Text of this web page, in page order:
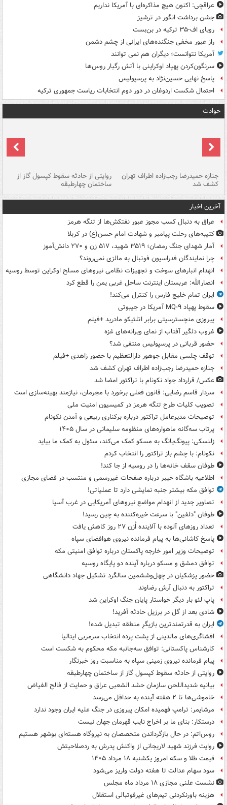
عراقچی: اکنون هیچ مذاکره‌ای با آمریکا نداریم
جشن برداشت انگور در ترشیز
رویای اف-۳۵ ترکیه در بن‌بست
راز عبور مخفی جنگنده‌های ایرانی از چشم دشمن
آمریکا نتوانست؛ دیگران هم نمی توانند
سرنگون‌کردن پهپاد اوکراینی با آتش رگبار روس‌ها
پاسخ نهایی حسین‌نژاد به پرسپولیس
احتمال شکست اردوغان در دور دوم انتخابات ریاست جمهوری ترکیه
حوادث
جنازه حمیدرضا رجب‌زاده اطراف تهران
کشف شد
روایتی از حادثه سقوط کپسول گاز از
ساختمان چهارطبقه
آخرین اخبار
عراق به دنبال کسب مجوز عبور نفتکش‌ها از تنگه هرمز
کتیبه‌های رحلت پیامبر و شهادت امام حسن(ع) در کربلا
آمار شهدای جنگ رمضان؛ ۳۵۱۹ شهید، ۵۱۷ زن و ۲۷۰ دانش‌آموز
چرا نمایندگان فدراسیون فوتبال به مالزی نمی‌روند؟
انهدام انبارهای سوخت و تجهیزات نظامی نیروهای مسلح اوکراین توسط روسیه
انصارالله: عربستان اینترنت ساحل غربی یمن را قطع کرد
ایران تمام خلیج فارس را کنترل می‌کند!
سقوط پهپاد MQ-۹ آمریکا در جیبوتی
پیروزی منچسترسیتی برابر اتلتیکو مادرید +فیلم
غروب دلگیر آفتاب از نمای ویرانه‌های غزه
حضور قربانی در پرسپولیس منتفی شد؟
توقف چلسی مقابل جوهور دارالتعظیم با حضور زاهدی +فیلم
جنازه حمیدرضا رجب‌زاده اطراف تهران کشف شد
عکس/ قرارداد جواد نکونام با تراکتور امضا شد
سردار قاسم رضایی: قانون فعلی برخورد با مجرمان، نیازمند بهینه‌سازی است
تصویب کلیات طرح تنگه هرمز در کمیسیون امنیت ملی
توضیحات مدیرعامل تراکتور درباره برکناری ربیعی و آمدن نکونام
پرتاب سه‌گانه ماهواره‌های منظومه سلیمانی در سال ۱۴۰۵
زلنسکی: پیونگ‌یانگ به مسکو کمک می‌کند، سئول به کمک ما بیاید
نکونام: با چشم باز تراکتور را انتخاب کردم
طوفان سقف خانه‌ها را در روسیه از جا ‌کند!
اطلاعیه باشگاه خیبر درباره صفحات غیررسمی و منتسب در فضای مجازی
توافق مکه بیشتر جنبه نمایشی دارد تا عملیاتی!
تصاویر جدید از انهدام مواضع نیروهای آمریکایی در غرب آسیا
طوفان "دلفین" با سرعت خیره‌کننده به چین رسید!
تعداد روزهای آلوده با آلاینده اُزن ۲۷ روز کاهش یافت
پاسخ کاشانی‌ها به پیام فرمانده نیروی هوافضای سپاه
توضیحات وزیر امور خارجه پاکستان درباره توافق امنیتی مکه
توافق دمشق و مسکو درباره آینده دو پایگاه روسیه
حضور پزشکیان در چهل‌وششمین سالگرد تشکیل جهاد دانشگاهی
تراکتور به دنبال آرش رضاوند
پاپ لئو بار دیگر خواستار پایان جنگ اوکراین شد
شادی بعد از گل در برزیل حادثه آفرید!
ایران به قدرتمندترین بازیگرِ منطقه تبدیل شده!
افشاگری‌های مالدینی از پشت پرده انتخاب سرمربی ایتالیا
کارشناس پاکستانی: توافق سه‌جانبه مکه محکوم به شکست است
پیام فرمانده نیروی زمینی سپاه به مناسبت روز خبرنگار
روایتی از حادثه سقوط کپسول گاز از ساختمان چهارطبقه
بیانیه شدیداللحن سازمان حشد الشعبی عراق و حمایت از فالح الفیاض
خاموشی‌ها تا ۲ هفته آینده به حداقل می‌رسد
مرشایمر: ترامپ فهمیده امکان پیروزی در جنگ علیه ایران وجود ندارد
درستکار: بنای ما بر اخراج نایب قهرمان جهان نیست
روس‌اتم: در حال بازگرداندن متخصصان به نیروگاه هسته‌ای بوشهر هستیم
روایت فرزند شهید لاریجانی از واکنش پدرش به ردصلاحیتش
قیمت طلا و سکه امروز یکشنبه ۱۸ مرداد ۱۴۰۵
سود سهام عدالت تا هفته دولت واریز می‌شود
نشست علنی مجازی ۱۸ مرداد ماه مجلس
هزینه باورنکردنی تیم‌های غیرفوتبالی استقلال